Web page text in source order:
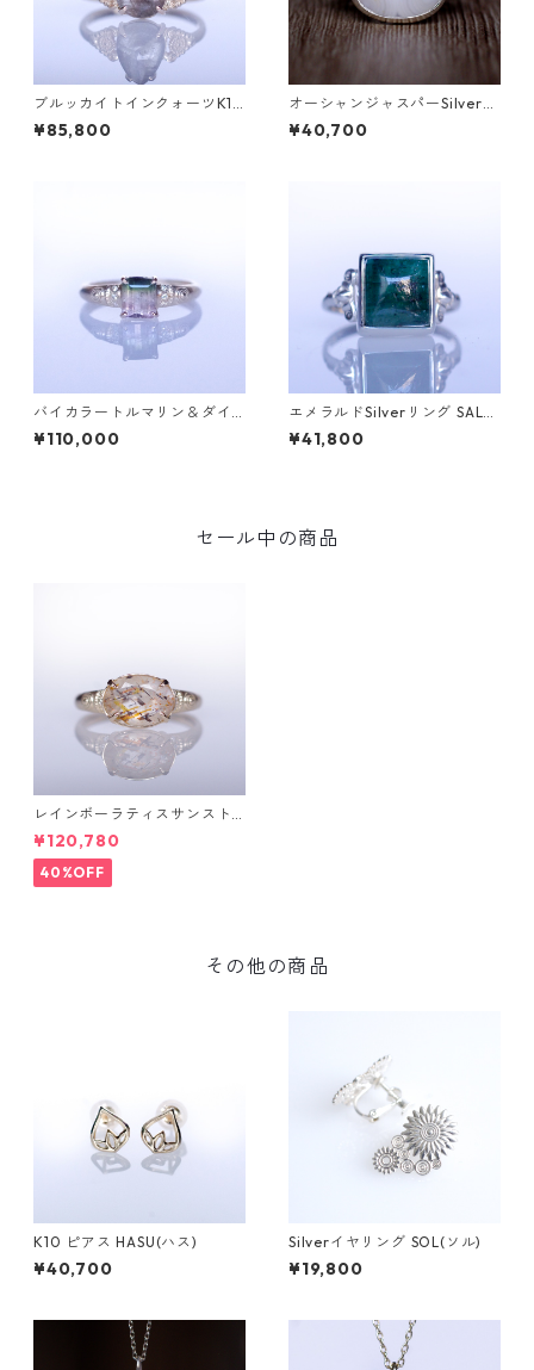
ブルッカイトインクォーツK10
リング MALWA (マルワ)[M24
4]
¥85,800
オーシャンジャスパーSilverリ
ング EPA(エパ）[E001]
¥40,700
バイカラートルマリン＆ダイ
ヤK10リング FATA(ファタ）[F
016]
¥110,000
エメラルドSilverリング SALG
A(サルガ）[S005]
¥41,800
セール中の商品
レインボーラティスサンスト
ーン＆ダイヤK10リング FATA
(ファタ）[F019]
¥120,780
40%OFF
その他の商品
K10 ピアス HASU(ハス)
¥40,700
Silverイヤリング SOL(ソル)
¥19,800